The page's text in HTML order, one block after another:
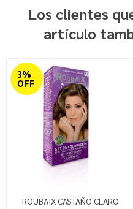
Los clientes
artículo
3%
OFF
ROUBAIX CASTAÑO CLARO